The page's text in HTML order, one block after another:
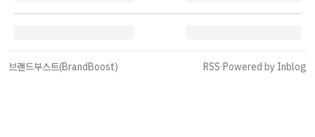
브랜드부스트(BrandBoost) RSS·Powered by Inblog